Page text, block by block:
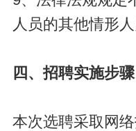
人员的其他情形人
四、招聘实施步骤
本次选聘采取网